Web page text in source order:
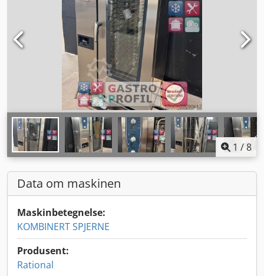
1 /8
Data om maskinen
Maskinbetegnelse:
KOMBINERT SPJERNE
Produsent:
Rational